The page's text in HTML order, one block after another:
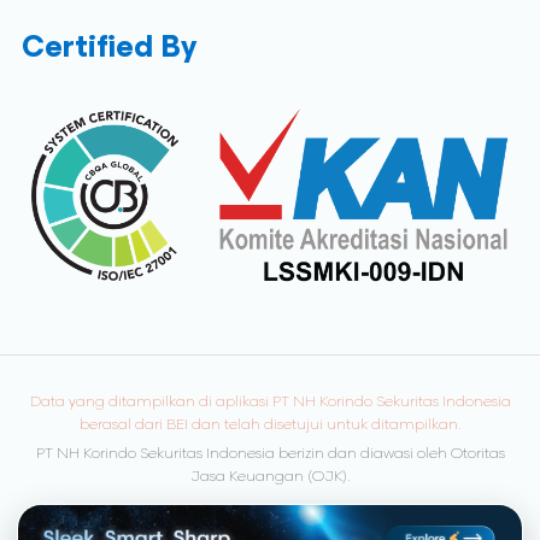
Certified By
Data yang ditampilkan di aplikasi PT NH Korindo Sekuritas Indonesia
berasal dari BEI dan telah disetujui untuk ditampilkan.
PT NH Korindo Sekuritas Indonesia berizin dan diawasi oleh Otoritas
Jasa Keuangan (OJK).